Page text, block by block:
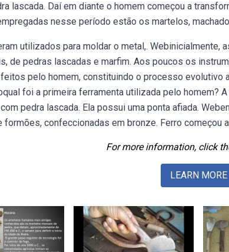
lascada. Daí em diante o homem começou a
nesse período estão os martelos,
utilizados para moldar o metal,. Webinicialmente,
de pedras lascadas e marfim. Aos poucos os
pelo homem, constituindo o processo evolutivo
foi a primeira ferramenta utilizada pelo homem?
pedra lascada. Ela possui uma ponta afiada.
formões, confeccionadas em bronze. Ferro começou
For more information, click
LEARN MORE